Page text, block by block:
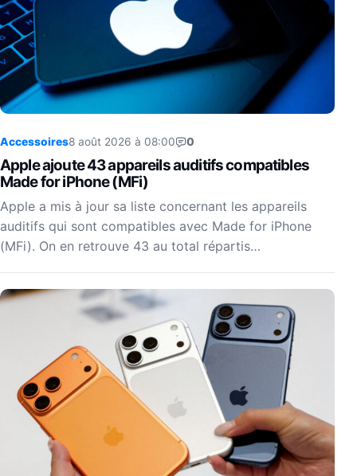
Accessoires8 août 2026 à 08:00 0
Apple ajoute 43 appareils auditifs compatibles
Made for iPhone (MFi)
Apple a mis à jour sa liste concernant les appareils
auditifs qui sont compatibles avec Made for iPhone
(MFi). On en retrouve 43 au total répartis…